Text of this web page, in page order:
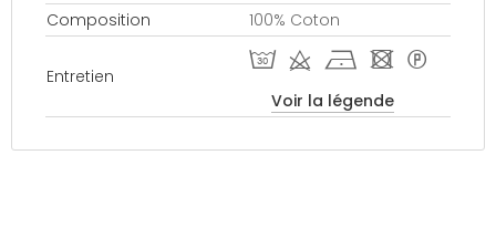
Composition
100% Coton
Entretien
T d h - *
Voir la légende